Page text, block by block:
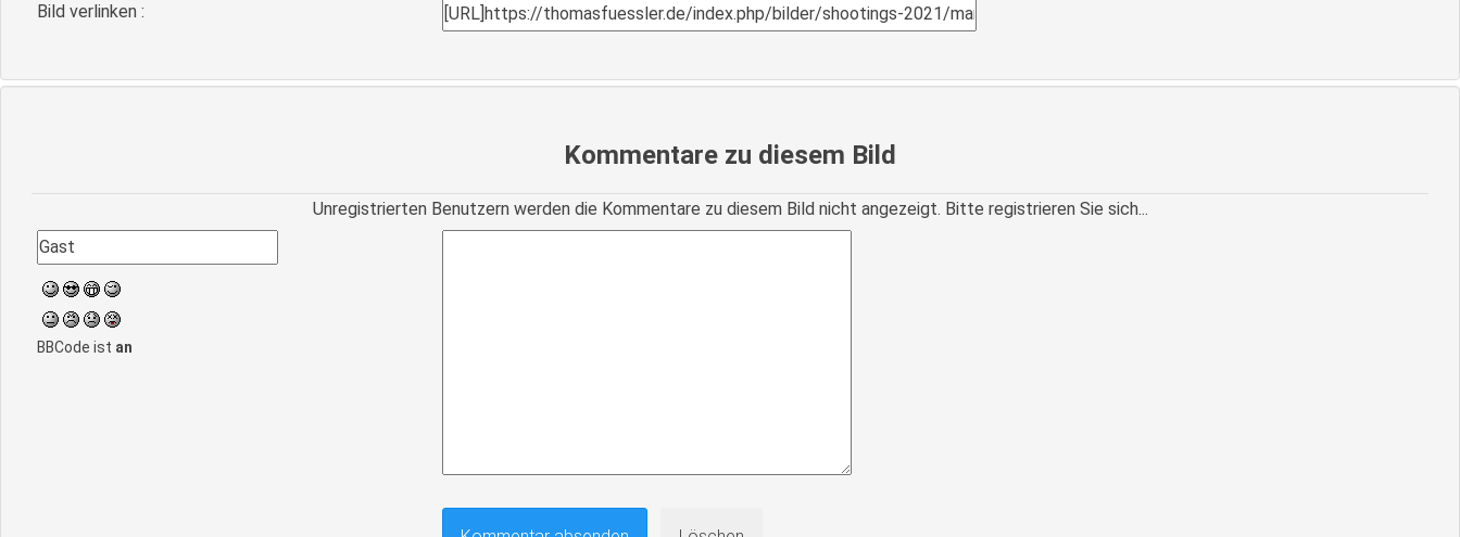
Bild verlinken :
Kommentare zu diesem Bild
Unregistrierten Benutzern werden die Kommentare zu diesem Bild nicht angezeigt. Bitte registrieren Sie sich...
BBCode ist an